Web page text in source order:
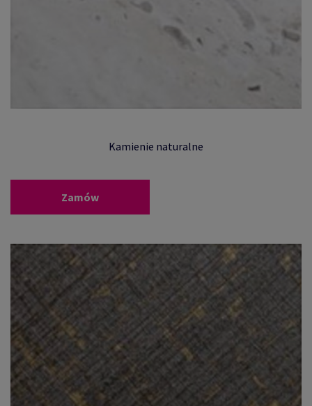
Kamienie naturalne
Zamów